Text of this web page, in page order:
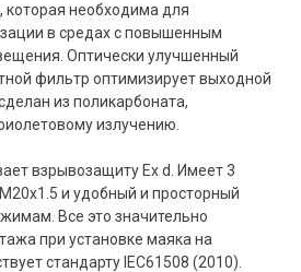
необходима для
в средах с повышенным
Оптически улучшенный
фильтр оптимизирует выходной
из поликарбоната,
излучению.
взрывозащиту Ex d. Имеет 3
и удобный и просторный
Все это значительно
при установке маяка на
стандарту IEC61508 (2010).